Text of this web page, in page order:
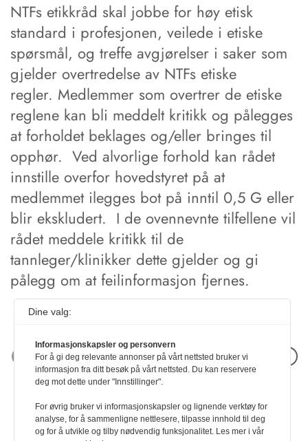
NTFs etikkråd skal jobbe for høy etisk
standard i profesjonen, veilede i etiske
spørsmål, og treffe avgjørelser i saker som
gjelder overtredelse av NTFs etiske
regler. Medlemmer som overtrer de etiske
reglene kan bli meddelt kritikk og pålegges
at forholdet beklages og/eller bringes til
opphør. Ved alvorlige forhold kan rådet
innstille overfor hovedstyret på at
medlemmet ilegges bot på inntil 0,5 G eller
blir ekskludert. I de ovennevnte tilfellene vil
rådet meddele kritikk til de
tannleger/klinikker dette gjelder og gi
pålegg om at feilinformasjon fjernes.
Neste artikkel
Dine valg:
Informasjonskapsler og personvern
For å gi deg relevante annonser på vårt nettsted bruker vi
informasjon fra ditt besøk på vårt nettsted. Du kan reservere
deg mot dette under "Innstillinger".
For øvrig bruker vi informasjonskapsler og lignende verktøy for
analyse, for å sammenligne nettlesere, tilpasse innhold til deg
og for å utvikle og tilby nødvendig funksjonalitet. Les mer i vår